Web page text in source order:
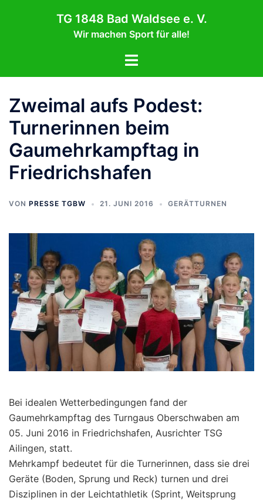
TG 1848 Bad Waldsee e. V.
Wir machen Sport für alle!
Menü
Zweimal aufs Podest:
Turnerinnen beim
Gaumehrkampftag in
Friedrichshafen
VON PRESSE TGBW 21. JUNI 2016 GERÄTTURNEN
Bei idealen Wetterbedingungen fand der
Gaumehrkampftag des Turngaus Oberschwaben am
05. Juni 2016 in Friedrichshafen, Ausrichter TSG
Ailingen, statt.
Mehrkampf bedeutet für die Turnerinnen, dass sie drei
Geräte (Boden, Sprung und Reck) turnen und drei
Disziplinen in der Leichtathletik (Sprint, Weitsprung